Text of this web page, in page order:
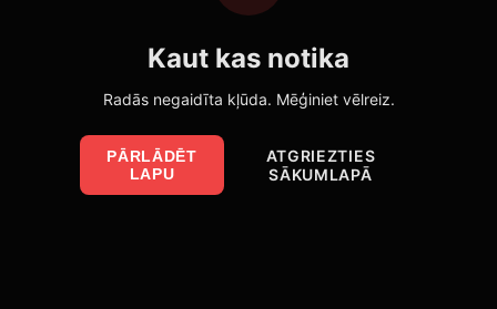
Kaut kas notika
Radās negaidīta kļūda. Mēģiniet vēlreiz.
PĀRLĀDĒT
LAPU
ATGRIEZTIES
SĀKUMLAPĀ